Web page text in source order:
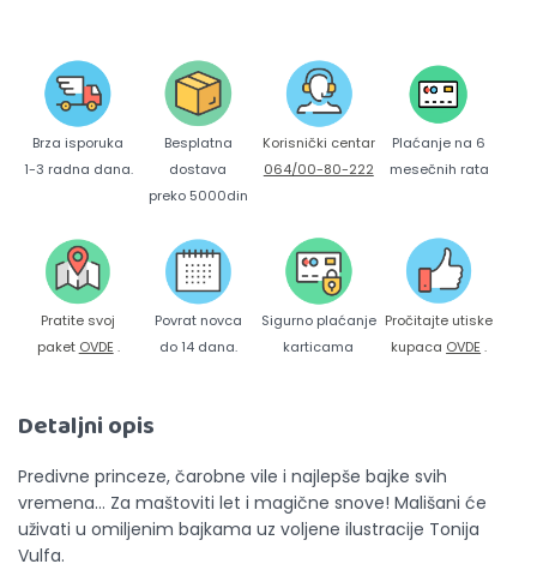
Brza isporuka
1-3 radna dana.
Besplatna
dostava
preko 5000din
Korisnički centar
064/00-80-222
Plaćanje na 6
mesečnih rata
Pratite svoj
paket OVDE .
Povrat novca
do 14 dana.
Sigurno plaćanje
karticama
Pročitajte utiske
kupaca OVDE .
Detaljni opis
Predivne princeze, čarobne vile i najlepše bajke svih
vremena… Za maštoviti let i magične snove! Mališani će
uživati u omiljenim bajkama uz voljene ilustracije Tonija
Vulfa.